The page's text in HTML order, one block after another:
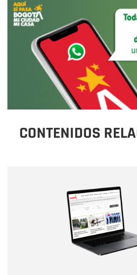
CONTENIDOS
Correo electrónico
Tipo de comentario